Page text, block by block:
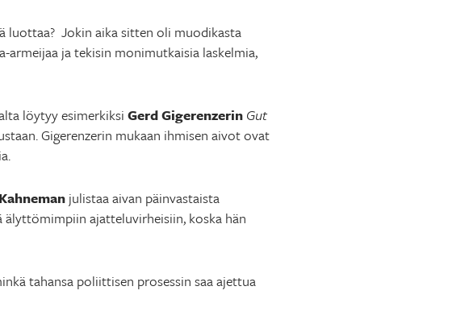
luottaa? Jokin aika sitten oli muodikasta
ja tekisin monimutkaisia laskelmia,
löytyy esimerkiksiGerd Gigerenzerin Gut
Gigerenzerin mukaan ihmisen aivot ovat
julistaa aivan päinvastaista
ajatteluvirheisiin, koska hän
tahansa poliittisen prosessin saa ajettua